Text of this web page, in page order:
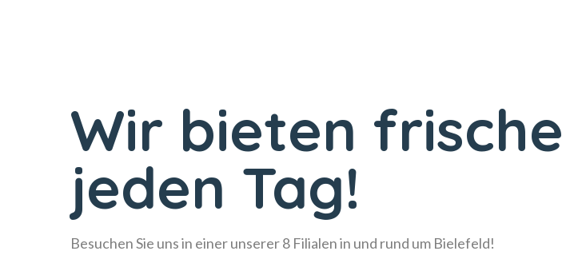
Wir bieten frische
jeden Tag!
Besuchen Sie uns in einer unserer 8 Filialen in und rund um Bielefeld!